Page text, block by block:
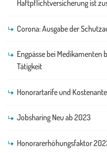
Haftpflichtversicherung ist
Corona: Ausgabe der
Engpässe bei
Tätigkeit
Honorartarife und
Jobsharing Neu ab 2023
Honorarerhöhungsfaktor